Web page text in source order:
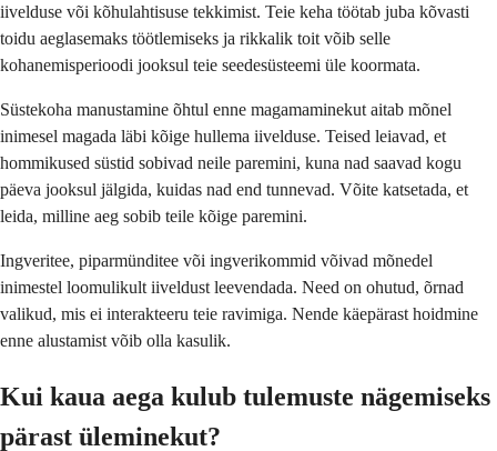
iivelduse või kõhulahtisuse tekkimist. Teie keha töötab juba kõvasti
toidu aeglasemaks töötlemiseks ja rikkalik toit võib selle
kohanemisperioodi jooksul teie seedesüsteemi üle koormata.
Süstekoha manustamine õhtul enne magamaminekut aitab mõnel
inimesel magada läbi kõige hullema iivelduse. Teised leiavad, et
hommikused süstid sobivad neile paremini, kuna nad saavad kogu
päeva jooksul jälgida, kuidas nad end tunnevad. Võite katsetada, et
leida, milline aeg sobib teile kõige paremini.
Ingveritee, piparmünditee või ingverikommid võivad mõnedel
inimestel loomulikult iiveldust leevendada. Need on ohutud, õrnad
valikud, mis ei interakteeru teie ravimiga. Nende käepärast hoidmine
enne alustamist võib olla kasulik.
Kui kaua aega kulub tulemuste nägemiseks
pärast üleminekut?